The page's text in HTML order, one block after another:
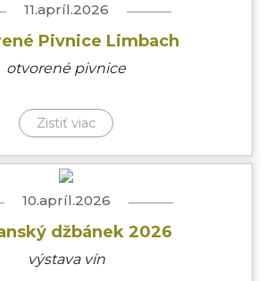
11.apríl.2026
Pivnice Limbach
otvorené pivnice
Zistiť viac
10.apríl.2026
džbánek 2026
výstava vín